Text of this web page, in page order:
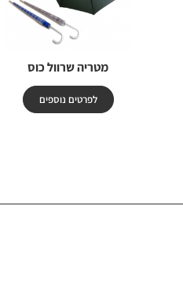
מטריה שרוול כוס
לפרטים נוספים